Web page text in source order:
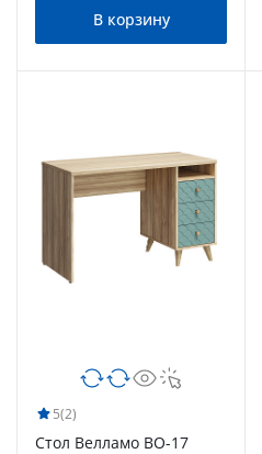
В корзину
5(2)
Стол Велламо ВО-17